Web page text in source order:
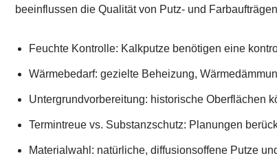
beeinflussen die Qualität von Putz- und
Feuchte Kontrolle: Kalkputze benötigen eine
Wärmebedarf: gezielte Beheizung,
Untergrundvorbereitung: historische Oberflächen
Termintreue vs. Substanzschutz: Planungen
Materialwahl: natürliche, diffusionsoffene Putze